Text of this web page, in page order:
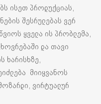
ისეთ პროდუქციას,
შესრულებას ვერ
ყველა ის პრობლემა,
და თავი
ხარისხზე,
მიიყვანოს
ვირტუალურ